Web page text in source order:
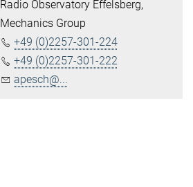
Radio Observatory Effelsberg,
Mechanics Group
+49 (0)2257-301-224
+49 (0)2257-301-222
apesch@...